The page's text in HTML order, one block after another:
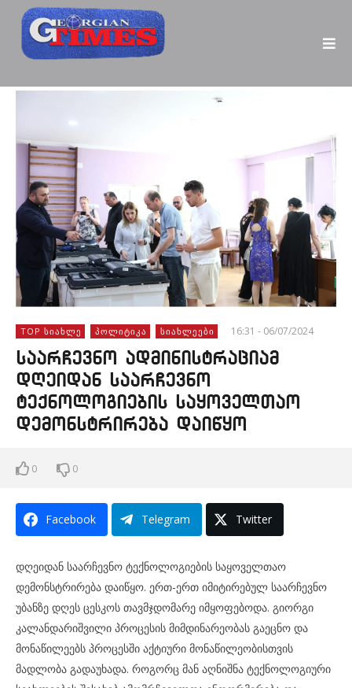
TOP ᲡᲘᲐᲮᲚᲔ ᲞᲝᲚᲘᲢᲘᲙᲐ ᲡᲘᲐᲮᲚᲔᲔᲑᲘ 16:31 - 06/07/2024
საარჩევნო ადმინისტრაციამ
დღეიდან საარჩევნო
ტექნოლოგიების საყოველთაო
დემონსტრირება დაიწყო
0 0
Facebook Telegram Twitter
დღეიდან საარჩევნო ტექნოლოგიების საყოველთაო
დემონსტრირება დაიწყო. ერთ-ერთ იმიტირებულ საარჩევნო
უბანზე დღეს ცესკოს თავმჯდომარე იმყოფებოდა. გიორგი
კალანდარიშვილი პროცესის მიმდინარეობას გაეცნო და
მონაწილეებს პროცესში აქტიური მონაწილეობისთვის
მადლობა გადაუხადა. როგორც მან აღნიშნა ტექნოლოგიური